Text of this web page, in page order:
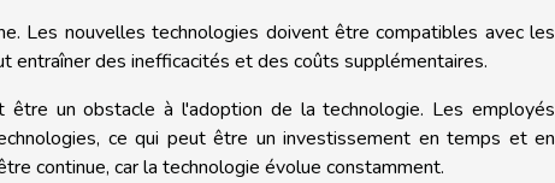
Les nouvelles technologies doivent être compatibles avec les
entraîner des inefficacités et des coûts supplémentaires.
un obstacle à l'adoption de la technologie. Les employés
ce qui peut être un investissement en temps et en
continue, car la technologie évolue constamment.